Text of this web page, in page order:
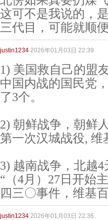
这可不是我说的，
三代目，可能就顺
justin1234 2026年01月03日 22:39
1) 美国救自己的盟友
中国内战的国民党
了3个。
2) 朝鲜战争，朝鲜
第一次汉城战役, 维
3) 越南战争，北越4
“（4月）27日开始
四三〇事件，维基
justin1234 2026年01月03日 22:36